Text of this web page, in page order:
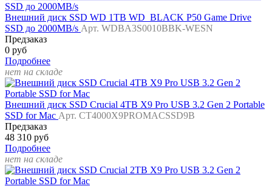
Внешний диск SSD WD 1TB WD_BLACK P50 Game Drive
SSD до 2000MB/s Арт. WDBA3S0010BBK-WESN
Предзаказ
0 руб
Подробнее
нет на складе
Внешний диск SSD Crucial 4TB X9 Pro USB 3.2 Gen 2 Portable
SSD for Mac Арт. CT4000X9PROMACSSD9B
Предзаказ
48 310 руб
Подробнее
нет на складе